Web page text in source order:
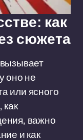
как
сюжета
оно не
или ясного
важно
и как